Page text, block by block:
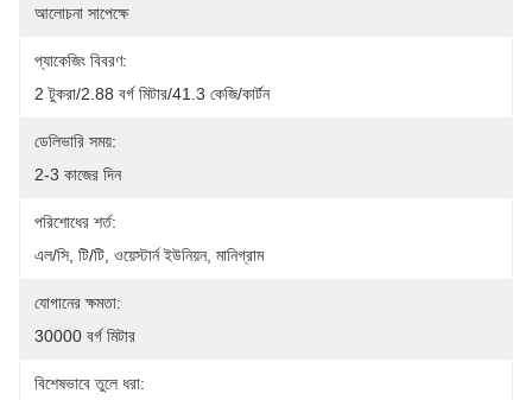
আলোচনা সাপেক্ষে
প্যাকেজিং বিবরণ:
2 টুকরা/2.88 বর্গ মিটার/41.3 কেজি/কার্টন
ডেলিভারি সময়:
2-3 কাজের দিন
পরিশোধের শর্ত:
এল/সি, টি/টি, ওয়েস্টার্ন ইউনিয়ন, মানিগ্রাম
যোগানের ক্ষমতা:
30000 বর্গ মিটার
বিশেষভাবে তুলে ধরা: